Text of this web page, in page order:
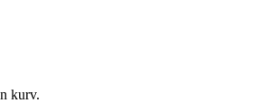
kurv.